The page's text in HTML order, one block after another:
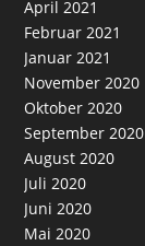
April 2021
Februar 2021
Januar 2021
November 2020
Oktober 2020
September 2020
August 2020
Juli 2020
Juni 2020
Mai 2020